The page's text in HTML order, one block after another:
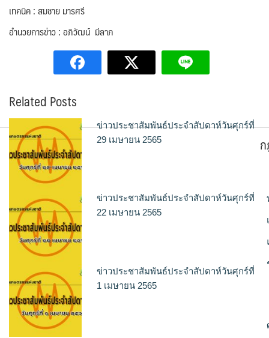
เทคนิค : สมชาย มารศรี
อำนวยการข่าว : อภิวัฒน์ มีลาภ
Related Posts
ข่าวประชาสัมพันธ์ประจำสัปดาห์วันศุกร์ที่
29 เมษายน 2565
ข่าวประชาสัมพันธ์ประจำสัปดาห์วันศุกร์ที่
22 เมษายน 2565
ข่าวประชาสัมพันธ์ประจำสัปดาห์วันศุกร์ที่
1 เมษายน 2565